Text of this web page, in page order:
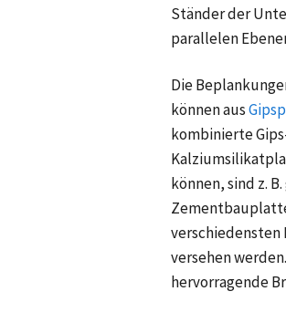
Ständer der
parallelen
Die
können aus
kombinierte
können, sind z.
verschiedensten
versehen
hervorragende